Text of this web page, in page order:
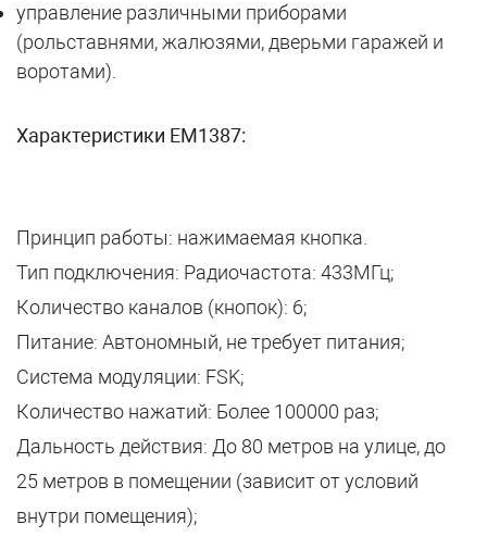
управление различными приборами
(рольставнями, жалюзями, дверьми гаражей и
воротами).
Характеристики EM1387:
Принцип работы: нажимаемая кнопка.
Тип подключения: Радиочастота: 433МГц;
Количество каналов (кнопок): 6;
Питание: Автономный, не требует питания;
Система модуляции: FSK;
Количество нажатий: Более 100000 раз;
Дальность действия: До 80 метров на улице, до
25 метров в помещении (зависит от условий
внутри помещения);